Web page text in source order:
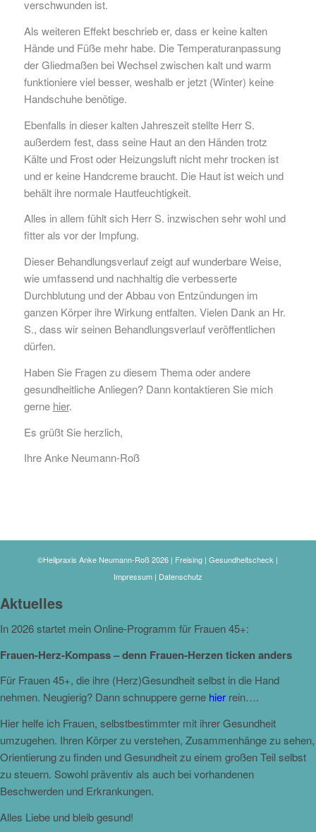
verschwunden ist.
Als weiteren Effekt beschrieb er, dass er keine kalten
Hände und Füße mehr habe. Die Temperaturanpassung
der Gliedmaßen bei Wechsel zwischen kalt und warm
funktioniere viel besser, weshalb er jetzt (Winter) keine
Handschuhe benötige.
Ebenfalls in dieser kalten Jahreszeit stellte Herr S.
außerdem fest, dass seine Haut an den Händen trotz
Kälte und Frost oder Heizungsluft nicht mehr trocken ist
und er keine Handcreme braucht. Die Haut ist weich und
behält ihre normale Hautfeuchtigkeit.
Alles in allem fühlt sich Herr S. inzwischen sehr wohl und
fitter als vor der Impfung.
Dieser Behandlungsverlauf zeigt auf wunderbare Weise,
wie umfassend und nachhaltig die verbesserte
Durchblutung und der Abbau von Entzündungen im
ganzen Körper ihre Wirkung entfalten. Vielen Dank an Hr.
S., dass wir seinen Behandlungsverlauf veröffentlichen
dürfen.
Haben Sie Fragen zu diesem Thema oder andere
gesundheitliche Anliegen? Dann kontaktieren Sie mich
gerne hier.
Es grüßt Sie herzlich,
Ihre Anke Neumann-Roß
©Heilpraxis Anke Neumann-Roß 2026 | Freising | Gesundheitscheck |
Impressum| Datenschutz
Aktuelles
In 2026 startet mein Online-Programm für Frauen 45+:
Frauen-Herz-Kompass – denn Frauen-Herzen ticken anders
Für Frauen 45+, die ihre (Herz)Gesundheit selbst in die Hand
nehmen. Neugierig? Dann schnuppere gerne hier rein….
Hier helfe ich Frauen, selbstbestimmter mit ihrer Gesundheit
umzugehen. Ihren Körper zu verstehen, Zusammenhänge zu sehen,
Orientierung zu finden und Gesundheit zu einem großen Teil selbst
zu steuern. Sowohl präventiv als auch bei vorhandenen
Beschwerden und Erkrankungen.
Alles Liebe und bleib gesund!